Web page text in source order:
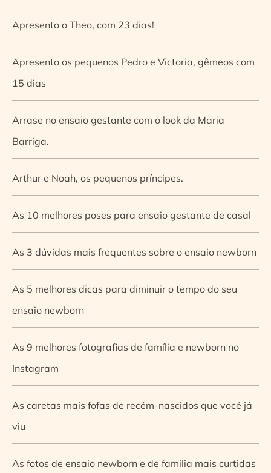
Apresento o Theo, com 23 dias!
Apresento os pequenos Pedro e Victoria, gêmeos com
15 dias
Arrase no ensaio gestante com o look da Maria
Barriga.
Arthur e Noah, os pequenos príncipes.
As 10 melhores poses para ensaio gestante de casal
As 3 dúvidas mais frequentes sobre o ensaio newborn
As 5 melhores dicas para diminuir o tempo do seu
ensaio newborn
As 9 melhores fotografias de família e newborn no
Instagram
As caretas mais fofas de recém-nascidos que você já
viu
As fotos de ensaio newborn e de família mais curtidas